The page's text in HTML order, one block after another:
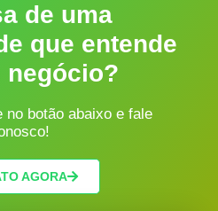
de uma
que entende
negócio?
no botão abaixo e fale
AGORA